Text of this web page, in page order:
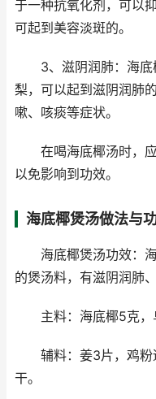
于一种抗氧化剂，可以
可起到美容淡斑的。
3、滋阴润肺：海底
梨，可以起到滋阴润肺
嗽、咳痰等症状。
在喝海底椰汤时，应
以免影响到功效。
海底椰煲汤做法与
海底椰煲汤功效：海
的煲汤料，有滋阴润肺
主料：海底椰5克，
辅料：姜3片，鸡粉
干。